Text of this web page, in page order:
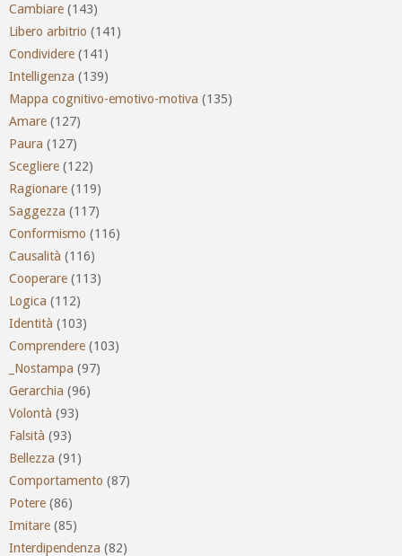
Cambiare (143)
Libero arbitrio (141)
Condividere (141)
Intelligenza (139)
Mappa cognitivo-emotivo-motiva (135)
Amare (127)
Paura (127)
Scegliere (122)
Ragionare (119)
Saggezza (117)
Conformismo (116)
Causalità (116)
Cooperare (113)
Logica (112)
Identità (103)
Comprendere (103)
_Nostampa (97)
Gerarchia (96)
Volontà (93)
Falsità (93)
Bellezza (91)
Comportamento (87)
Potere (86)
Imitare (85)
Interdipendenza (82)